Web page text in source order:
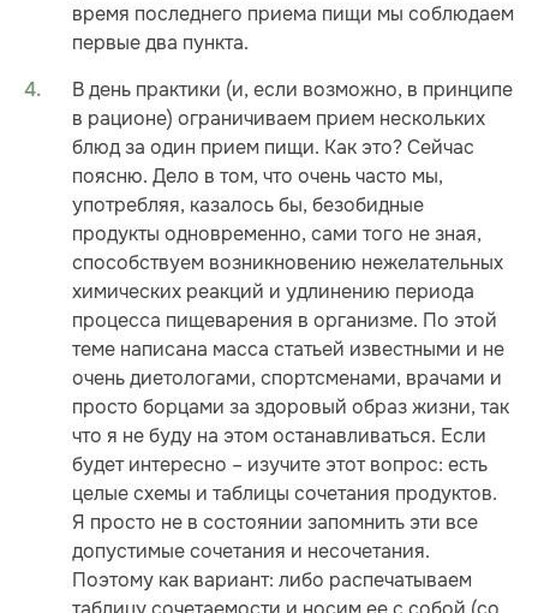
время последнего приема пищи мы соблюдаем
первые два пункта.
В день практики (и, если возможно, в принципе
в рационе) ограничиваем прием нескольких
блюд за один прием пищи. Как это? Сейчас
поясню. Дело в том, что очень часто мы,
употребляя, казалось бы, безобидные
продукты одновременно, сами того не зная,
способствуем возникновению нежелательных
химических реакций и удлинению периода
процесса пищеварения в организме. По этой
теме написана масса статьей известными и не
очень диетологами, спортсменами, врачами и
просто борцами за здоровый образ жизни, так
что я не буду на этом останавливаться. Если
будет интересно – изучите этот вопрос: есть
целые схемы и таблицы сочетания продуктов.
Я просто не в состоянии запомнить эти все
допустимые сочетания и несочетания.
Поэтому как вариант: либо распечатываем